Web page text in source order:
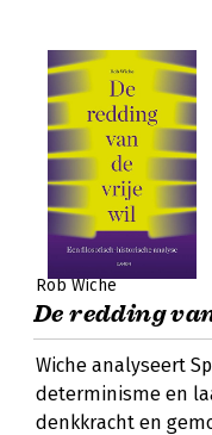
Rob Wiche
De redding
Wiche analyseert
determinisme en
denkkracht en